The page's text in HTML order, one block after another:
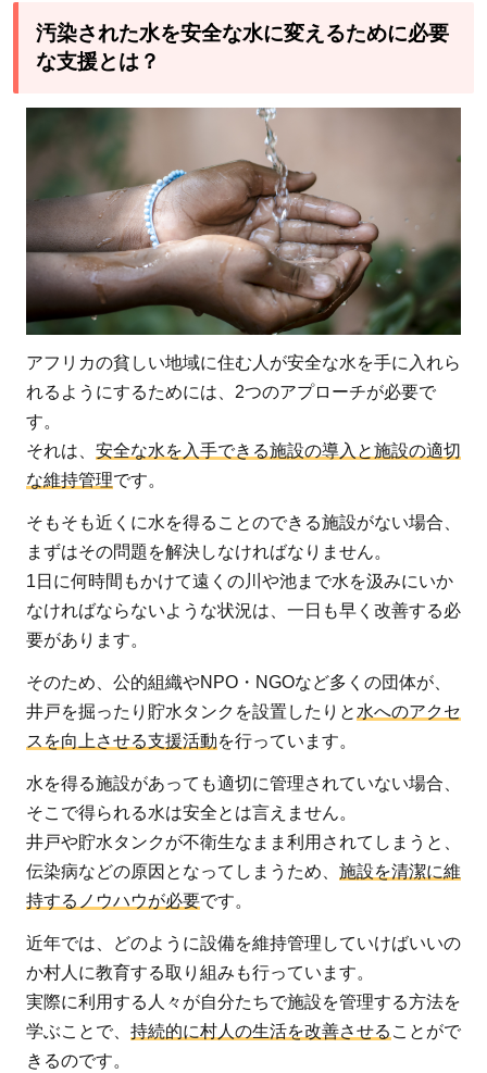
汚染された水を安全な水に変えるために必要
な支援とは？
アフリカの貧しい地域に住む人が安全な水を手に入れら
れるようにするためには、2つのアプローチが必要で
す。
それは、 安全な水を入手できる施設の導入と施設の適切
な維持管理です。
そもそも近くに水を得ることのできる施設がない場合、
まずはその問題を解決しなければなりません。
1日に何時間もかけて遠くの川や池まで水を汲みにいか
なければならないような状況は、一日も早く改善する必
要があります。
そのため、公的組織やNPO・NGOなど多くの団体が、
井戸を掘ったり貯水タンクを設置したりと 水へのアクセ
スを向上させる支援活動を行っています。
水を得る施設があっても適切に管理されていない場合、
そこで得られる水は安全とは言えません。
井戸や貯水タンクが不衛生なまま利用されてしまうと、
伝染病などの原因となってしまうため、 施設を清潔に維
持するノウハウが必要です。
近年では、どのように設備を維持管理していけばいいの
か村人に教育する取り組みも行っています。
実際に利用する人々が自分たちで施設を管理する方法を
学ぶことで、 持続的に村人の生活を改善させる ことがで
きるのです。